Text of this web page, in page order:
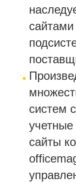
систем
сайты